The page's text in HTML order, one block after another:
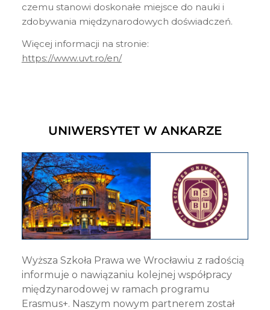
czemu stanowi doskonałe miejsce do nauki i
zdobywania międzynarodowych doświadczeń.
Więcej informacji na stronie:
https://www.uvt.ro/en/
UNIWERSYTET W ANKARZE
Wyższa Szkoła Prawa we Wrocławiu z radością
informuje o nawiązaniu kolejnej współpracy
międzynarodowej w ramach programu
Erasmus+. Naszym nowym partnerem został